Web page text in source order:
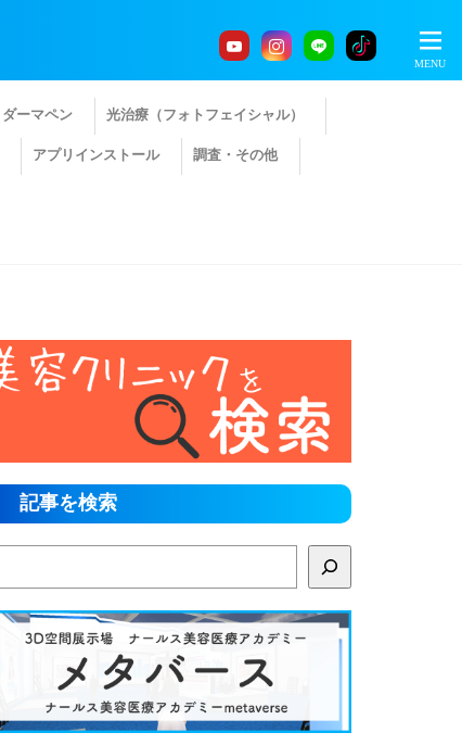
ダーマペン 光治療（フォトフェイシャル）
アプリインストール 調査・その他
記事を検索